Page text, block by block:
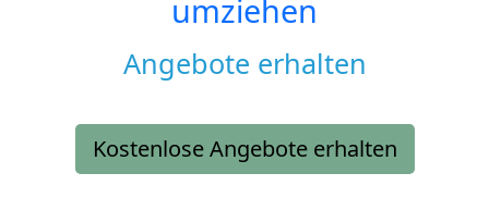
umziehen
Angebote erhalten
Kostenlose Angebote erhalten